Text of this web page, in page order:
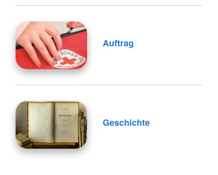
Auftrag
Geschichte